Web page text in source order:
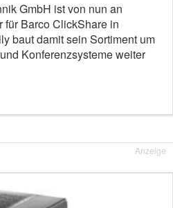
GmbH ist von nun an
für Barco ClickShare in
baut damit sein Sortiment um
Konferenzsysteme weiter
Anzeige